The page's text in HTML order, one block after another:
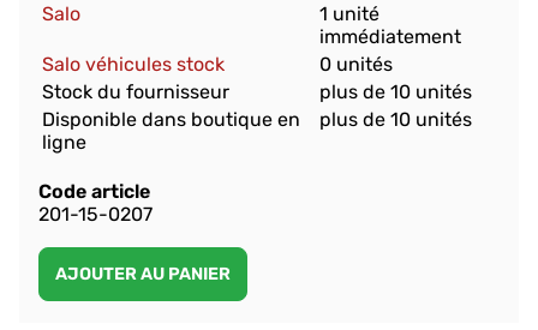
Salo
1 unité
immédiatement
Salo véhicules stock
0 unités
Stock du fournisseur
plus de 10 unités
Disponible dans boutique en
ligne
plus de 10 unités
Code article
201-15-0207